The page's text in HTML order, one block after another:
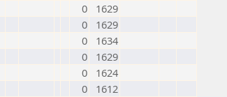
0
1629
0
1629
0
1634
0
1629
0
1624
0
1612